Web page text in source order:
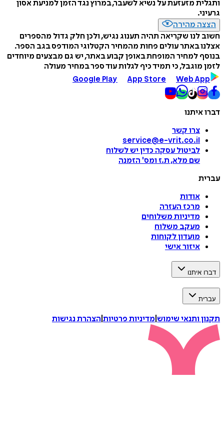
ותגלית מזעזעת על נשיא לשעבר, במרוץ נגד הזמן למניעת אסון
גרעיני.
הצצה מהירה
חשוב לנו שקריאה תהיה תענוג נגיש, ולכן חלק גדול מהספרים
אצלנו באתר עולים פחות מהמחיר הקטלוגי המודפס בגב הספר.
בנוסף למחיר המופחת באופן קבוע באתר, יש גם מבצעים מיוחדים
לזמן מוגבל, כי תמיד כיף לגלות עוד ספר במחיר מעולה
Google Play
App Store Web App
דברו איתנו
צרו קשר
service@e-vrit.co.il
לביטול עסקה כדין יש לשלוח
שם מלא, ת.ז ומס' הזמנה
עברית
אודות
מרכז העזרה
מדיניות משלוחים
מעקב משלוח
מועדון לקוחות
איזור אישי
דברו איתנו
עברית
תקנון ותנאי שימוש מדיניות פרטיות הצהרת נגישות